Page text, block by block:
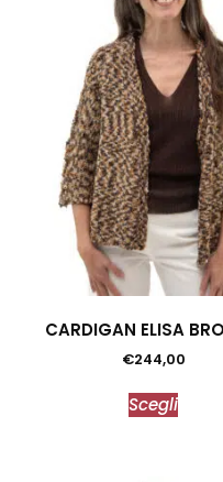
CARDIGAN ELISA
€244,00
Scegli